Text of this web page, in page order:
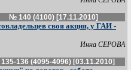
№ 140 (4100) [17.11.2010]
своя акция, у ГАИ -
Инна СЕРОВА
136 (4095-4096) [03.11.2010]